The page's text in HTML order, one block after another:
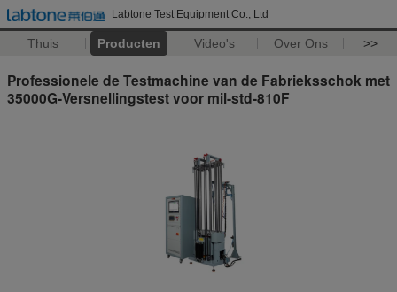
Labtone Test Equipment Co., Ltd
Thuis Producten Video's Over Ons >>
Professionele de Testmachine van de Fabrieksschok met
35000G-Versnellingstest voor mil-std-810F